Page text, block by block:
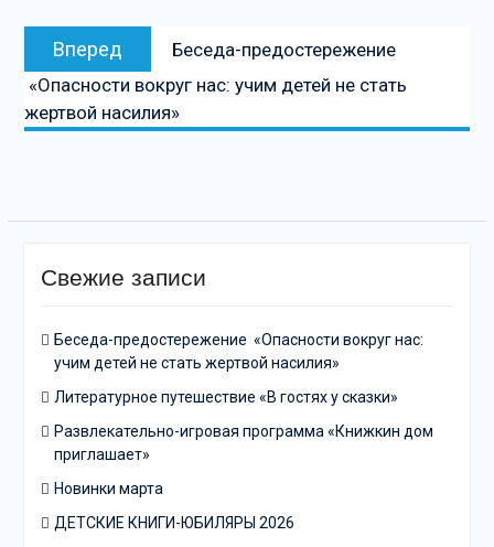
Вперед
запись:
Беседа-предостережение
«Опасности вокруг нас: учим детей не стать
жертвой насилия»
Свежие записи
Беседа-предостережение «Опасности вокруг нас:
учим детей не стать жертвой насилия»
Литературное путешествие «В гостях у сказки»
Развлекательно-игровая программа «Книжкин дом
приглашает»
Новинки марта
ДЕТСКИЕ КНИГИ-ЮБИЛЯРЫ 2026